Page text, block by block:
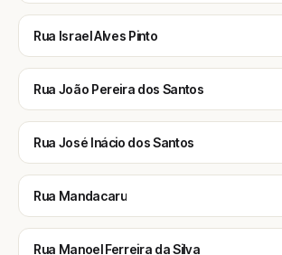
Rua Israel Alves Pinto
Rua João Pereira dos Santos
Rua José Inácio dos Santos
Rua Mandacaru
Rua Manoel Ferreira da Silva